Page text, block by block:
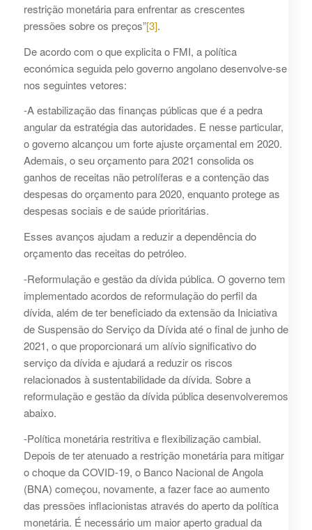
restrição monetária para enfrentar as crescentes
pressões sobre os preços”[3].
De acordo com o que explicita o FMI, a política
económica seguida pelo governo angolano desenvolve-se
nos seguintes vetores:
-A estabilização das finanças públicas que é a pedra
angular da estratégia das autoridades. E nesse particular,
o governo alcançou um forte ajuste orçamental em 2020.
Ademais, o seu orçamento para 2021 consolida os
ganhos de receitas não petrolíferas e a contenção das
despesas do orçamento para 2020, enquanto protege as
despesas sociais e de saúde prioritárias.
Esses avanços ajudam a reduzir a dependência do
orçamento das receitas do petróleo.
-Reformulação e gestão da dívida pública. O governo tem
implementado acordos de reformulação do perfil da
dívida, além de ter beneficiado da extensão da Iniciativa
de Suspensão do Serviço da Dívida até o final de junho de
2021, o que proporcionará um alívio significativo do
serviço da dívida e ajudará a reduzir os riscos
relacionados à sustentabilidade da dívida. Sobre a
reformulação e gestão da dívida pública desenvolveremos
abaixo.
-Política monetária restritiva e flexibilização cambial.
Depois de ter atenuado a restrição monetária para mitigar
o choque da COVID-19, o Banco Nacional de Angola
(BNA) começou, novamente, a fazer face ao aumento
das pressões inflacionistas através do aperto da política
monetária. É necessário um maior aperto gradual da